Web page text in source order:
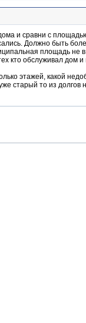
и сравни с
Должно быть
площадь не в
кто обслуживал дом и
этажей, какой
старый то из долгов